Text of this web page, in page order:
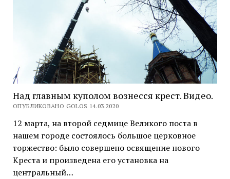
Над главным куполом вознесся крест. Видео.
ОПУБЛИКОВАНО GOLOS 14.03.2020
12 марта, на второй седмице Великого поста в
нашем городе состоялось большое церковное
торжество: было совершено освящение нового
Креста и произведена его установка на
центральный…